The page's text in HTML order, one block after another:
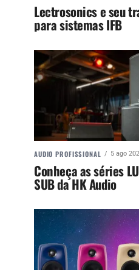
Lectrosonics e seu
para sistemas IFB
AUDIO PROFISSIONAL 5 ago
Conheça as séries
SUB da HK Audio